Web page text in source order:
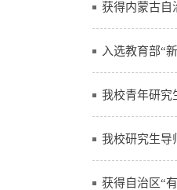
获得内蒙古自
入选教育部“
我校青年研究
我校研究生导
获得自治区“